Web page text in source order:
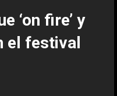
‘on fire’ y
el festival